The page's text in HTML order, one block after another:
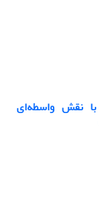
با نقش واسطه‌ای